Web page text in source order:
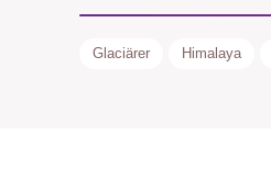
Glaciärer Himalaya